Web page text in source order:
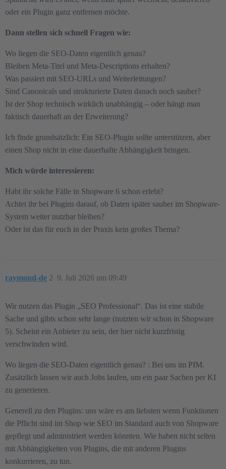
oder ein Plugin ganz entfernen möchte.
Dann stellen sich schnell Fragen wie:
Wo liegen die SEO-Daten eigentlich genau?
Bleiben Meta-Titel und Meta-Descriptions erhalten?
Was passiert mit SEO-URLs und Weiterleitungen?
Sind Canonicals und strukturierte Daten danach noch sauber?
Ist der Shop technisch wirklich unabhängig – oder hängt man
faktisch dauerhaft an der Erweiterung?
Ich finde grundsätzlich: Ein SEO-Plugin sollte unterstützen, aber
einen Shop nicht in eine dauerhafte Abhängigkeit bringen.
Mich würde interessieren:
Habt ihr solche Fälle in Shopware 6 schon erlebt?
Achtet ihr bei Plugins darauf, ob Daten später sauber im Shopware-
System weiter nutzbar bleiben?
Oder ist das für euch in der Praxis kein großes Thema?
raymond-de 9. Juli 2026 um 09:49
2
Wir nutzen das Plugin „SEO Professional“. Das ist eine stabile
Sache und gibts schon sehr lange (nutzten wir schon in Shopware
5). Scheint ein Anbieter zu sein, der hier nicht kurzfristig
verschwinden wird.
Wo liegen die SEO-Daten eigentlich genau? : Bei uns im PIM.
Zusätzlich lassen wir auch Jobs laufen, um ein paar Sachen per KI
zu generieren.
Generell zu den Plugins: uns wäre es am liebsten wenn Funktionen
die Pflicht sind im Shop wie SEO im Standard auch von Shopware
gepflegt und administriert werden könnten. Wie haben nicht selten
mit Abhängigkeiten von Plugins, die mit anderen Plugins
konkurrieren, zu tun.